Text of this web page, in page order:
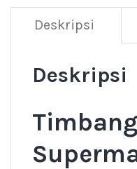
Deskripsi
Deskripsi